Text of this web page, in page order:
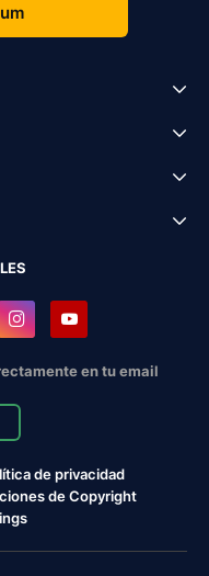
en tu email
de privacidad
de Copyright